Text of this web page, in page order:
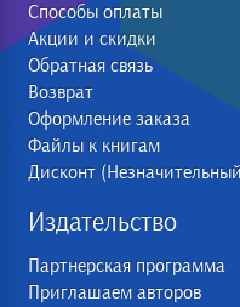
Способы оплаты
Акции и скидки
Обратная связь
Возврат
Оформление заказа
Файлы к книгам
Дисконт
Издательство
Партнерская программа
Приглашаем авторов